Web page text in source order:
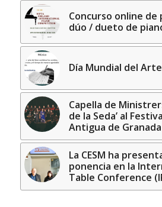
Concurso online de
dúo / dueto de
Día Mundial del Arte
Capella de
de la Seda’ al
Antigua de Granada
La CESM ha
ponencia en la
Table Conference